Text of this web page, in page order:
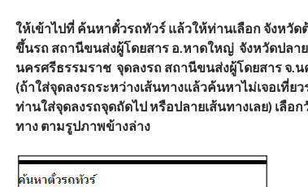
ให้เข้าไปที่ ค้นหาตั๋วรถทัวร์ แล้วให้ท่านเลือก จังหวัด
ขึ้นรถ สถานีขนส่งผู้โดยสาร อ.หาดใหญ่ จังหวัดปลา
นครศรีธรรมราช จุดลงรถ สถานีขนส่งผู้โดยสาร จ.
(ถ้าใส่จุดลงรถระหว่างเส้นทางแล้วค้นหาไม่เจอเที่ย
ท่านใส่จุดลงรถจุดถัดไป หรือปลายเส้นทางเลย) เลือ
ทาง ตามรูปภาพข้างล่าง